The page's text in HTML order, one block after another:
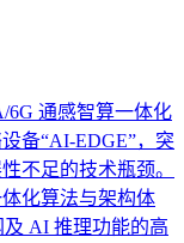
6G 通感智算一体化
备“AI-EDGE”，突
不足的技术瓶颈。
化算法与架构体
AI 推理功能的高